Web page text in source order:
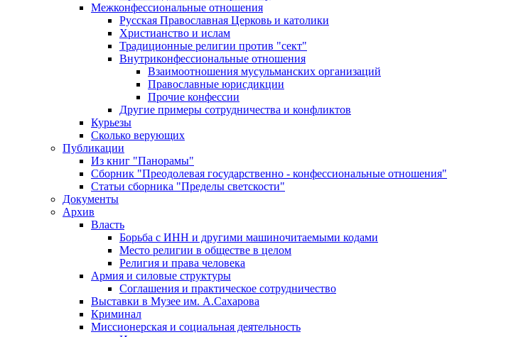
Межконфессиональные отношения
Русская Православная Церковь и католики
Христианство и ислам
Традиционные религии против "сект"
Внутриконфессиональные отношения
Взаимоотношения мусульманских организаций
Православные юрисдикции
Прочие конфессии
Другие примеры сотрудничества и конфликтов
Курьезы
Сколько верующих
Публикации
Из книг "Панорамы"
Сборник "Преодолевая государственно - конфессиональные отношения"
Статьи сборника "Пределы светскости"
Документы
Архив
Власть
Борьба с ИНН и другими машиночитаемыми кодами
Место религии в обществе в целом
Религия и права человека
Армия и силовые структуры
Соглашения и практическое сотрудничество
Выставки в Музее им. А.Сахарова
Криминал
Миссионерская и социальная деятельность